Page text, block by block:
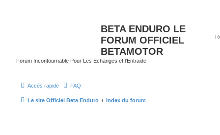
BETA ENDURO LE
FORUM OFFICIEL
BETAMOTOR
Forum Incontournable Pour Les Echanges et l'Entraide
Accès rapide FAQ
Le site Officiel Beta Enduro Index du forum